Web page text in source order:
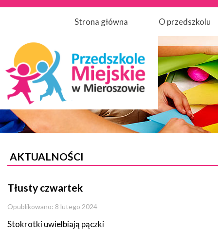
Strona główna O przedszkolu
AKTUALNOŚCI
Tłusty czwartek
Opublikowano: 8 lutego 2024
Stokrotki uwielbiają pączki